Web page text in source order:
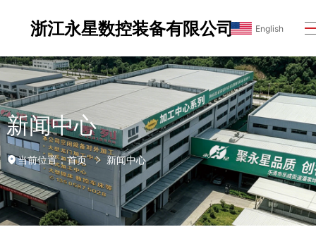
浙江永星数控装备有限公司 English
新闻中心
当前位置：首页 新闻中心